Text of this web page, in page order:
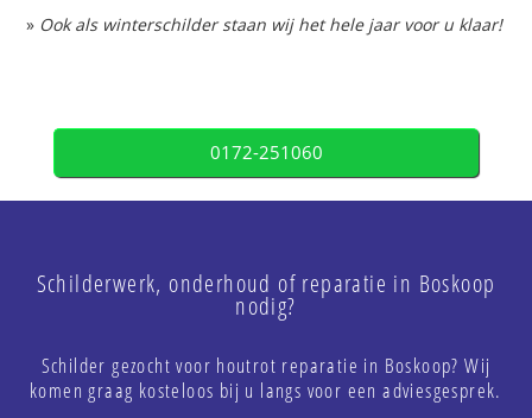
» Ook als winterschilder staan wij het hele jaar voor u klaar!
0172-251060
Schilderwerk, onderhoud of reparatie in Boskoop
nodig?
Schilder gezocht voor houtrot reparatie in Boskoop? Wij
komen graag kosteloos bij u langs voor een adviesgesprek.